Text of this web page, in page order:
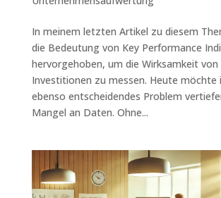
In meinem letzten Artikel zu diesem
die Bedeutung von Key Performance
hervorgehoben, um die Wirksamkeit von
Investitionen zu messen. Heute möchte
ebenso entscheidendes Problem
Mangel an Daten. Ohne...